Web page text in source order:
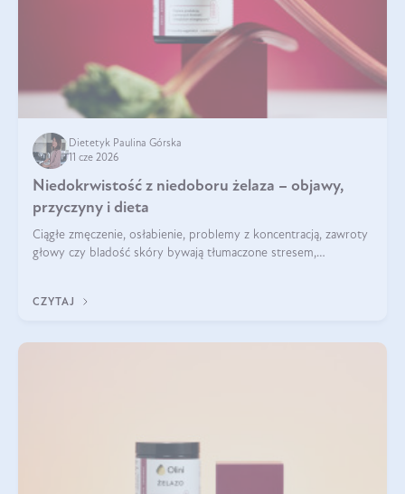
Dietetyk Paulina Górska
11 cze 2026
Niedokrwistość z niedoboru żelaza – objawy,
przyczyny i dieta
Ciągłe zmęczenie, osłabienie, problemy z koncentracją, zawroty
głowy czy bladość skóry bywają tłumaczone stresem,
CZYTAJ